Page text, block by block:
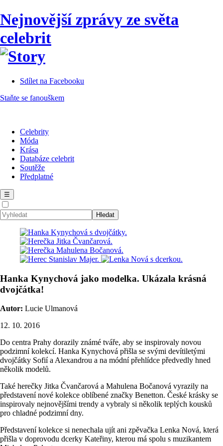
Nejnovější zprávy ze světa
celebrit
Sdílet na Facebooku
Staňte se fanouškem
Celebrity
Móda
Krása
Databáze celebrit
Soutěže
Předplatné
☰
Hanka Kynychová jako modelka. Ukázala krásná
dvojčátka!
Autor: Lucie Ulmanová
12. 10. 2016
Do centra Prahy dorazily známé tváře, aby se inspirovaly novou
podzimní kolekcí. Hanka Kynychová přišla se svými devítiletými
dvojčátky Sofií a Alexandrou a na módní přehlídce předvedly hned
několik modelů.
Také herečky Jitka Čvančarová a Mahulena Bočanová vyrazily na
představení nové kolekce oblíbené značky Benetton. České krásky se
inspirovaly nejnovějšími trendy a vybraly si několik teplých kousků
pro chladné podzimní dny.
Představení kolekce si nenechala ujít ani zpěvačka Lenka Nová, která
přišla v doprovodu dcerky Kateřiny, kterou má spolu s muzikantem